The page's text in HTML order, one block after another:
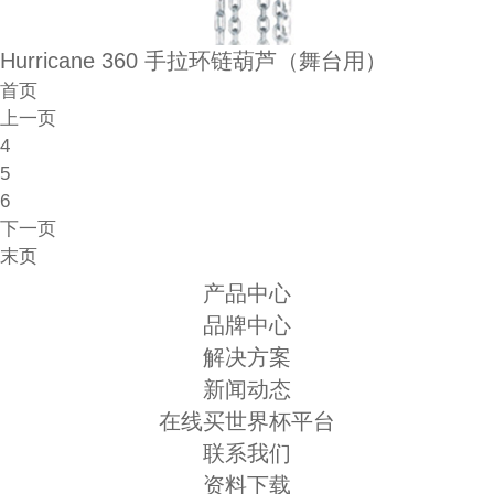
Hurricane 360 手拉环链葫芦（舞台用）
首页
上一页
4
5
6
下一页
末页
产品中心
品牌中心
解决方案
新闻动态
在线买世界杯平台
联系我们
资料下载